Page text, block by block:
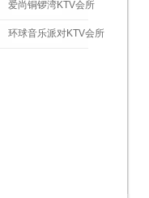
爱尚铜锣湾KTV会所
环球音乐派对KTV会所